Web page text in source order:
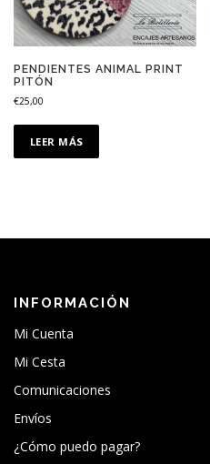
PENDIENTES ANIMAL PRINT
PITÓN
€25,00
LEER MÁS
INFORMACIÓN
Mi Cuenta
Mi Cesta
Comunicaciones
Envíos
¿Cómo puedo pagar?